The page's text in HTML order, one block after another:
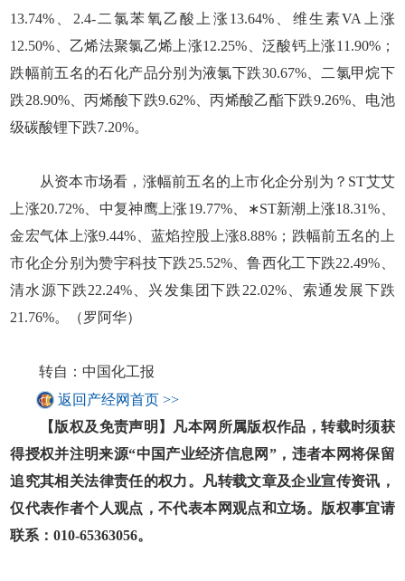
13.74%、2.4-二氯苯氧乙酸上涨13.64%、维生素VA上涨
12.50%、乙烯法聚氯乙烯上涨12.25%、泛酸钙上涨11.90%；
跌幅前五名的石化产品分别为液氯下跌30.67%、二氯甲烷下
跌28.90%、丙烯酸下跌9.62%、丙烯酸乙酯下跌9.26%、电池
级碳酸锂下跌7.20%。
从资本市场看，涨幅前五名的上市化企分别为？ST艾艾
上涨20.72%、中复神鹰上涨19.77%、∗ST新潮上涨18.31%、
金宏气体上涨9.44%、蓝焰控股上涨8.88%；跌幅前五名的上
市化企分别为赞宇科技下跌25.52%、鲁西化工下跌22.49%、
清水源下跌22.24%、兴发集团下跌22.02%、索通发展下跌
21.76%。（罗阿华）
转自：中国化工报
返回产经网首页 >>
【版权及免责声明】凡本网所属版权作品，转载时须获
得授权并注明来源“中国产业经济信息网”，违者本网将保留
追究其相关法律责任的权力。凡转载文章及企业宣传资讯，
仅代表作者个人观点，不代表本网观点和立场。版权事宜请
联系：010-65363056。